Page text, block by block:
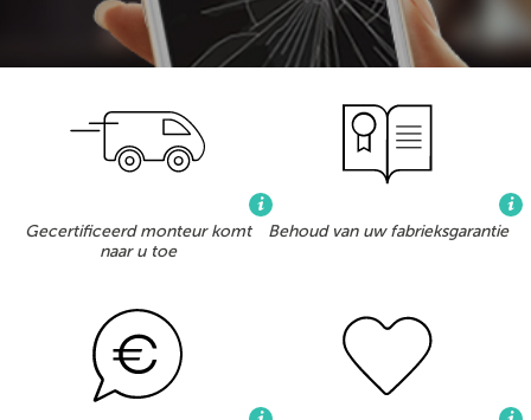
Gecertificeerd monteur komt
naar u toe
Behoud van uw fabrieksgarantie